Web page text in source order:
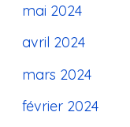
mai 2024
avril 2024
mars 2024
février 2024